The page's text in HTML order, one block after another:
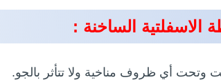
الساخنة :
وتحت أي ظروف مناخية ولا تتأثر بالجو.